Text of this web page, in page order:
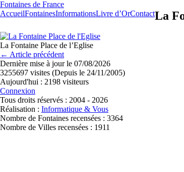
Fontaines de France
AccueilFontainesInformationsLivre d’OrContactLa
La Fontaine Place de l’Eglise
← Article précédent
Dernière mise à jour le 07/08/2026
3255697 visites (Depuis le 24/11/2005)
Aujourd'hui : 2198 visiteurs
Connexion
Tous droits réservés : 2004 - 2026
Réalisation : Informatique & Vous
Nombre de Fontaines recensées : 3364
Nombre de Villes recensées : 1911